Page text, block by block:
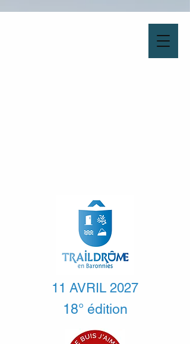
11 AVRIL 2027
18° édition